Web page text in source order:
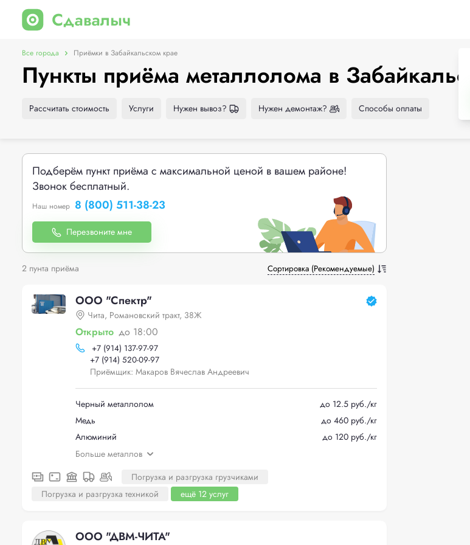
Все города Приёмки в Забайкальском крае
Пункты приёма металлолома в
Рассчитать стоимость Услуги Нужен вывоз? Нужен демонтаж? Способы оплаты
Подберём пункт приёма с максимальной ценой в вашем районе!
Звонок бесплатный.
Наш номер 8 (800) 511-38-23
Перезвоните мне
2 пунта приёма Сортировка (Рекомендуемые)
ООО "Спектр"
Чита, Романовский тракт, 38Ж
Открыто до 18:00
+7 (914) 137-97-97
+7 (914) 520-09-97
Приёмщик: Макаров Вячеслав Андреевич
Черный металлолом
до 12.5 руб./кг
Медь
до 460 руб./кг
Алюминий
до 120 руб./кг
Больше металлов
Погрузка и разгрузка грузчиками
Погрузка и разгрузка техникой
ещё 12 услуг
ООО "ДВМ-ЧИТА"